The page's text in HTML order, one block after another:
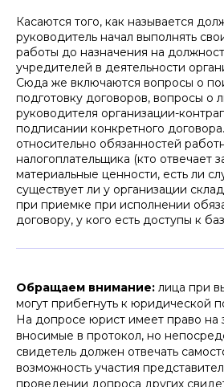
Касаются того, как называется
руководитель начал выполнять
работы до назначения на
учредителей в деятельности
Сюда же включаются вопросы о
подготовку договоров, вопросы о
руководителя организации-
подписании конкретного
относительно обязанностей
налогоплательщика (кто отвечает
материальные ценности, есть ли
существует ли у организации
при приемке при исполнении
договору, у кого есть доступы к
Обращаем внимание: лица при
могут прибегнуть к юридической
На допросе юрист имеет право на
вносимые в протокол, но
свидетель должен отвечать
возможность участия
проведении допроса других